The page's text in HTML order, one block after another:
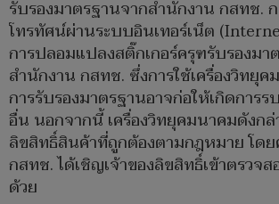
รับรองมาตรฐานจากสำนักงาน กสทช.
โทรทัศน์ผ่านระบบอินเทอร์เน็ต
การปลอมแปลงสติ๊กเกอร์ครุฑรับรองมา
สำนักงาน กสทช. ซึ่งการใช้เครื่องวิทยุ
การรับรองมาตรฐานอาจก่อให้เกิดการ
อื่น นอกจากนี้ เครื่องวิทยุคมนาคมดังกล่
ลิขสิทธิ์สินค้าที่ถูกต้องตามกฎหมาย โด
กสทช. ได้เชิญเจ้าของลิขสิทธิ์เข้าตรวจ
ด้วย